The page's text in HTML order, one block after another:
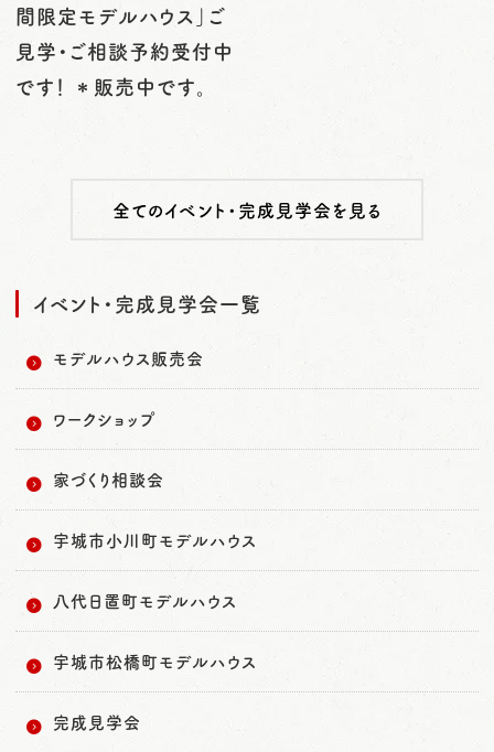
間限定モデルハウス」ご
見学・ご相談予約受付中
です！ ＊販売中です。
全てのイベント・完成見学会を見る
イベント・完成見学会一覧
モデルハウス販売会
ワークショップ
家づくり相談会
宇城市小川町モデルハウス
八代日置町モデルハウス
宇城市松橋町モデルハウス
完成見学会